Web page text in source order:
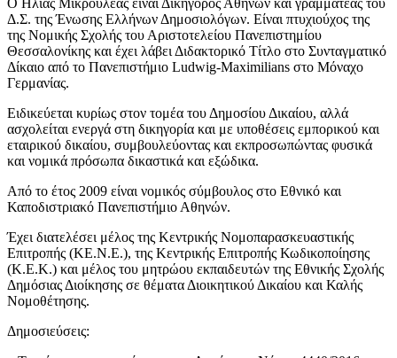
Ο Ηλίας Μικρουλέας είναι Δικηγόρος Αθηνών και γραμματέας του
Δ.Σ. της Ένωσης Ελλήνων Δημοσιολόγων. Είναι πτυχιούχος της
της Νομικής Σχολής του Αριστοτελείου Πανεπιστημίου
Θεσσαλονίκης και έχει λάβει Διδακτορικό Τίτλο στο Συνταγματικό
Δίκαιο από το Πανεπιστήμιο Ludwig-Maximilians στο Μόναχο
Γερμανίας.
Eιδικεύεται κυρίως στον τομέα του Δημοσίου Δικαίου, αλλά
ασχολείται ενεργά στη δικηγορία και με υποθέσεις εμπορικού και
εταιρικού δικαίου, συμβουλεύοντας και εκπροσωπώντας φυσικά
και νομικά πρόσωπα δικαστικά και εξώδικα.
Από το έτος 2009 είναι νομικός σύμβουλος στο Εθνικό και
Καποδιστριακό Πανεπιστήμιο Αθηνών.
Έχει διατελέσει μέλος της Κεντρικής Νομοπαρασκευαστικής
Επιτροπής (ΚΕ.Ν.Ε.), της Κεντρικής Επιτροπής Κωδικοποίησης
(Κ.Ε.Κ.) και μέλος του μητρώου εκπαιδευτών της Εθνικής Σχολής
Δημόσιας Διοίκησης σε θέματα Διοικητικού Δικαίου και Καλής
Νομοθέτησης.
Δημοσιεύσεις: